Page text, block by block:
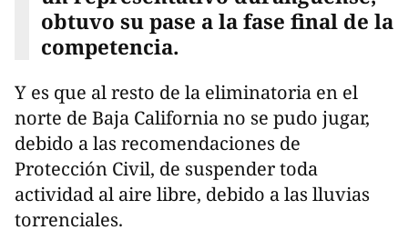
obtuvo su pase a la fase final de la
competencia.
Y es que al resto de la eliminatoria en el
norte de Baja California no se pudo jugar,
debido a las recomendaciones de
Protección Civil, de suspender toda
actividad al aire libre, debido a las lluvias
torrenciales.